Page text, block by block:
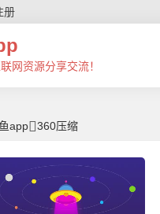
鱼app
册
网资源分享交流！
app 360压缩